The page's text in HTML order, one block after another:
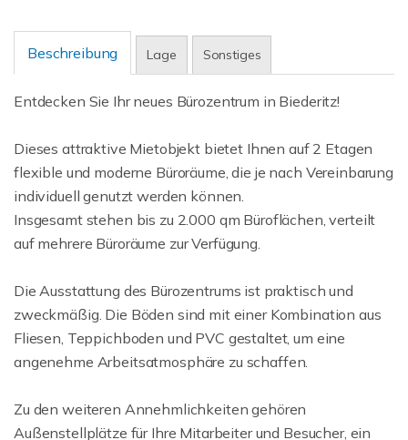
Beschreibung Lage Sonstiges
Entdecken Sie Ihr neues Bürozentrum in Biederitz!
Dieses attraktive Mietobjekt bietet Ihnen auf 2 Etagen
flexible und moderne Büroräume, die je nach Vereinbarung
individuell genutzt werden können.
Insgesamt stehen bis zu 2.000 qm Büroflächen, verteilt
auf mehrere Büroräume zur Verfügung.
Die Ausstattung des Bürozentrums ist praktisch und
zweckmäßig. Die Böden sind mit einer Kombination aus
Fliesen, Teppichboden und PVC gestaltet, um eine
angenehme Arbeitsatmosphäre zu schaffen.
Zu den weiteren Annehmlichkeiten gehören
Außenstellplätze für Ihre Mitarbeiter und Besucher, ein